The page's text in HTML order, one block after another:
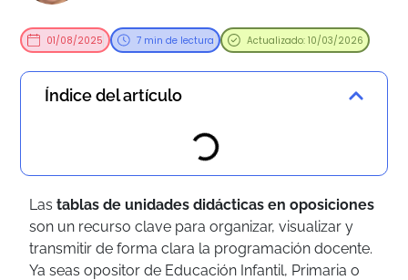
01/08/2025 7 min de lectura Actualizado: 10/03/2026
Índice del artículo
Las tablas de unidades didácticas en oposiciones
son un recurso clave para organizar, visualizar y
transmitir de forma clara la programación docente.
Ya seas opositor de Educación Infantil, Primaria o